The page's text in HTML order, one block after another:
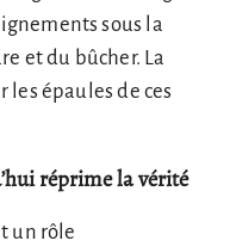
sous la
et du bûcher. La
les épaules de ces
réprime la vérité
un rôle